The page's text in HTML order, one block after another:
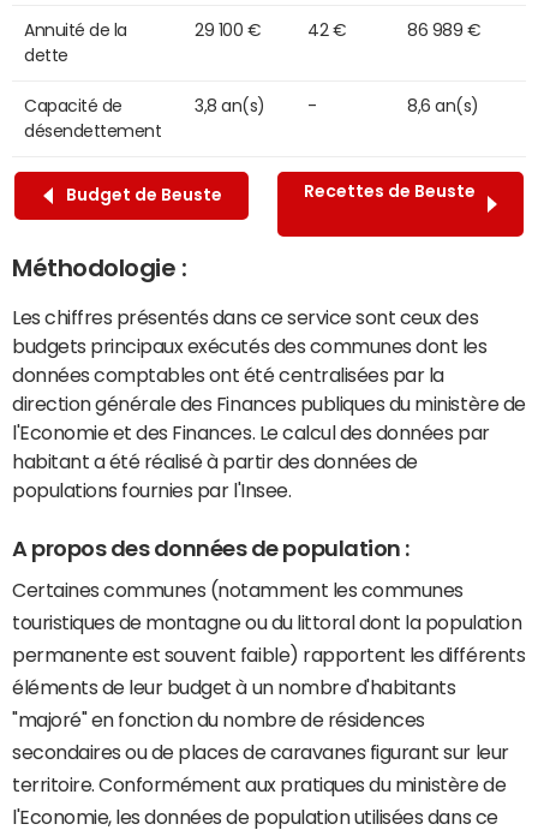
Annuité de la
dette
29 100 € 42 € 86 989 €
Capacité de
désendettement
3,8 an(s) - 8,6 an(s)
Budget de Beuste Recettes de Beuste
Méthodologie :
Les chiffres présentés dans ce service sont ceux des
budgets principaux exécutés des communes dont les
données comptables ont été centralisées par la
direction générale des Finances publiques du ministère de
l'Economie et des Finances. Le calcul des données par
habitant a été réalisé à partir des données de
populations fournies par l'Insee.
A propos des données de population :
Certaines communes (notamment les communes
touristiques de montagne ou du littoral dont la population
permanente est souvent faible) rapportent les différents
éléments de leur budget à un nombre d'habitants
"majoré" en fonction du nombre de résidences
secondaires ou de places de caravanes figurant sur leur
territoire. Conformément aux pratiques du ministère de
l'Economie, les données de population utilisées dans ce